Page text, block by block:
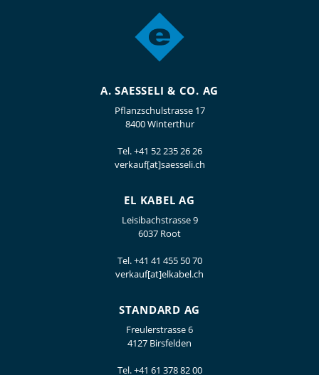
A. SAESSELI & CO. AG
Pflanzschulstrasse 17
8400 Winterthur
Tel.+41 52 235 26 26
verkauf[at]saesseli.ch
EL KABEL AG
Leisibachstrasse 9
6037 Root
Tel.+41 41 455 50 70
verkauf[at]elkabel.ch
STANDARD AG
Freulerstrasse 6
4127 Birsfelden
Tel.+41 61 378 82 00